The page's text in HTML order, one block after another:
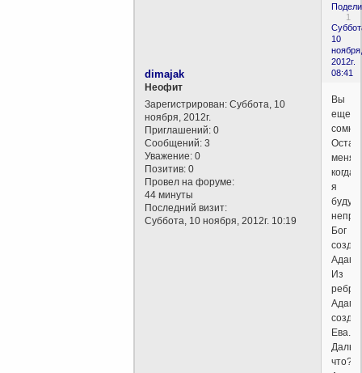
1
10
ноября,
2012г.
08:41
dimajak
Неофит
Зарегистрирован: Суббота, 10
ноября, 2012г.
Приглашений: 0
Сообщений: 3
Уважение: 0
Позитив: 0
Провел на форуме:
44 минуты
Последний визит:
Суббота, 10 ноября, 2012г. 10:19
Вы
еще
меня
когда
я
буду
Бог
Из
ребра
Адама
Ева.
что?